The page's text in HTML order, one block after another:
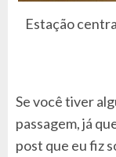
Estação
Se você tiver
passagem, já
post que eu fiz